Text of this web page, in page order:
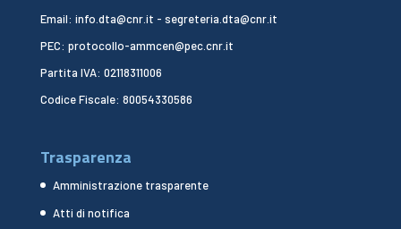
Email: info.dta@cnr.it - segreteria.dta@cnr.it
PEC: protocollo-ammcen@pec.cnr.it
Partita IVA: 02118311006
Codice Fiscale: 80054330586
Trasparenza
Amministrazione trasparente
Atti di notifica